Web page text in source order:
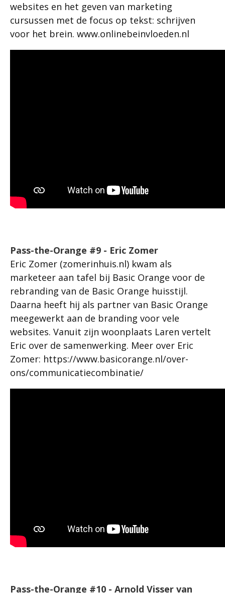
websites en het geven van marketing
cursussen met de focus op tekst: schrijven
voor het brein. www.onlinebeinvloeden.nl
Pass-the-Orange #9 - Eric Zomer
Eric Zomer (zomerinhuis.nl) kwam als
marketeer aan tafel bij Basic Orange voor de
rebranding van de Basic Orange huisstijl.
Daarna heeft hij als partner van Basic Orange
meegewerkt aan de branding voor vele
websites. Vanuit zijn woonplaats Laren vertelt
Eric over de samenwerking. Meer over Eric
Zomer: https://www.basicorange.nl/over-
ons/communicatiecombinatie/
Pass-the-Orange #10 - Arnold Visser van